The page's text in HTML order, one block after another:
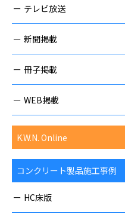
テレビ放送
新聞掲載
冊子掲載
WEB掲載
K.W.N. Online
コンクリート製品施工事例
HC床版